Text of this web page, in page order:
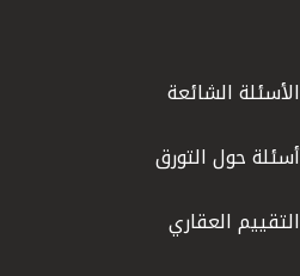
الأسئلة الشائعة
أسئلة حول التورق
التقييم العقاري